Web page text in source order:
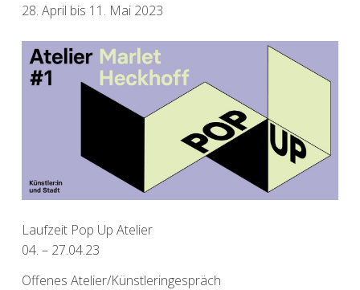
28. April bis 11. Mai 2023
Laufzeit Pop Up Atelier
04. – 27.04.23
Offenes Atelier/Künstleringespräch